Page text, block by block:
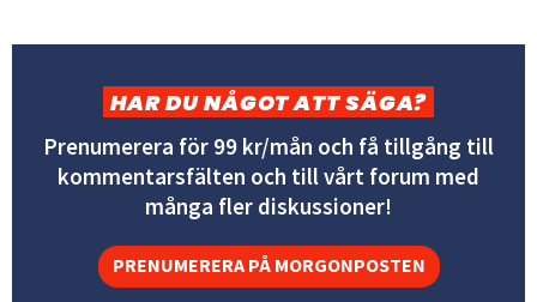
HAR DU NÅGOT ATT SÄGA?
Prenumerera för 99 kr/mån och få tillgång till
kommentarsfälten och till vårt forum med
många fler diskussioner!
PRENUMERERA PÅ MORGONPOSTEN